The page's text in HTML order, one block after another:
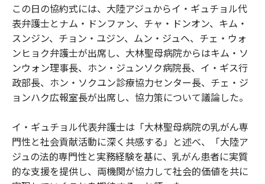
この日の協約式には、大陸アジュからイ・ギュチョル代
表弁護士とナム・ドンファン、チャ・ドンオン、キム・
スンジン、チョン・ユジン、ムン・ジュヘ、チェ・ウォ
ンヒョク弁護士が出席し、大林聖母病院からはキム・ソ
ンウォン理事長、ホン・ジュンソク病院長、イ・ギス行
政部長、ホン・ソクユン診療協力センター長、チェ・ジ
ョンハク広報室長が出席し、協力策について議論した。
イ・ギュチョル代表弁護士は「大林聖母病院の乳がん専
門性と社会貢献活動に深く共感する」と述べ、「大陸ア
ジュの法的専門性と実務経験を基に、乳がん患者に実質
的な支援を提供し、両機関が協力して社会的価値を共に